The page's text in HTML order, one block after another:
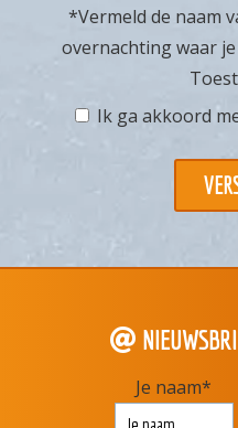
*Vermeld de naam
overnachting waar
Ik ga akkoord
Je naam*